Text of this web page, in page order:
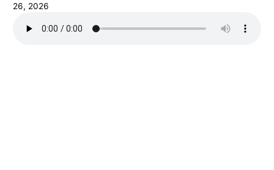
26, 2026